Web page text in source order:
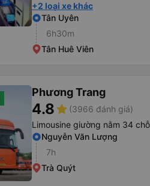
+2 loại xe khác
Tân Uyên
6h30m
Tân Huê Viên
Phương Trang
4.8star (3966 đánh giá)
Limousine giường nằm 34 chỗ
Nguyễn Văn Lượng
7h
Trà Quýt